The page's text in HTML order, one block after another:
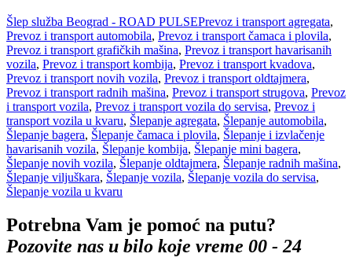
Šlep služba Beograd - ROAD PULSEPrevoz i transport agregata,
Prevoz i transport automobila, Prevoz i transport čamaca i plovila,
Prevoz i transport grafičkih mašina, Prevoz i transport havarisanih
vozila, Prevoz i transport kombija, Prevoz i transport kvadova,
Prevoz i transport novih vozila, Prevoz i transport oldtajmera,
Prevoz i transport radnih mašina, Prevoz i transport strugova, Prevoz
i transport vozila, Prevoz i transport vozila do servisa, Prevoz i
transport vozila u kvaru, Šlepanje agregata, Šlepanje automobila,
Šlepanje bagera, Šlepanje čamaca i plovila, Šlepanje i izvlačenje
havarisanih vozila, Šlepanje kombija, Šlepanje mini bagera,
Šlepanje novih vozila, Šlepanje oldtajmera, Šlepanje radnih mašina,
Šlepanje viljuškara, Šlepanje vozila, Šlepanje vozila do servisa,
Šlepanje vozila u kvaru
Potrebna Vam je pomoć na putu?
Pozovite nas u bilo koje vreme 00 - 24